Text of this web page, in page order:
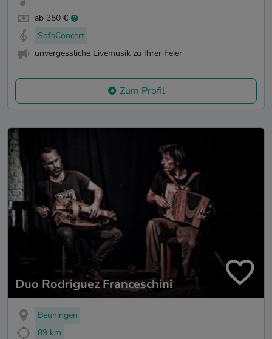
ab 350 €
SofaConcert
unvergessliche Livemusik zu Ihrer Feier
Zum Profil
Duo Rodriguez Franceschini
Beuningen
89 km